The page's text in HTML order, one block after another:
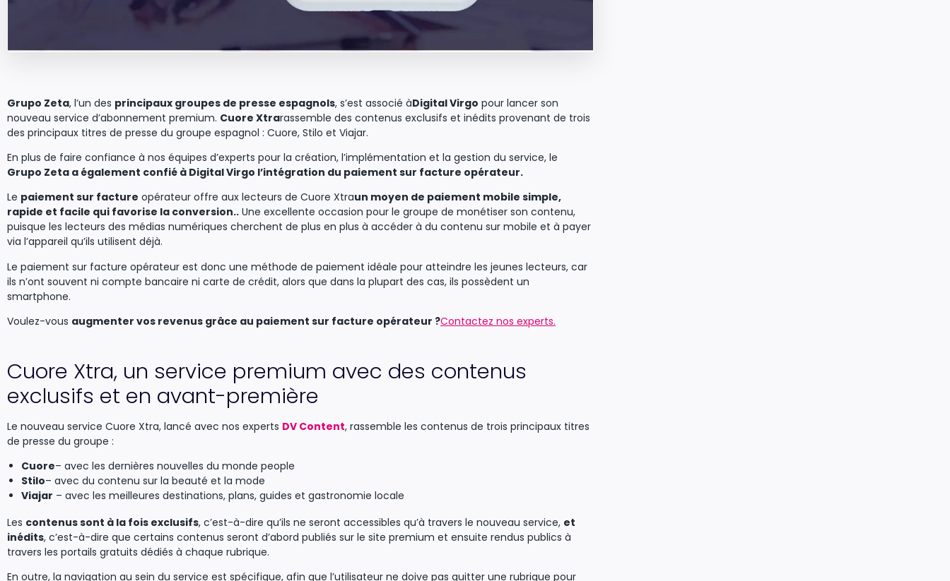
Grupo Zeta, l’un des principaux groupes de presse espagnols, s’est associé àDigital Virgo pour lancer son
nouveau service d’abonnement premium. Cuore Xtrarassemble des contenus exclusifs et inédits provenant de trois
des principaux titres de presse du groupe espagnol : Cuore, Stilo et Viajar.
En plus de faire confiance à nos équipes d’experts pour la création, l’implémentation et la gestion du service, le
Grupo Zeta a également confié à Digital Virgo l’intégration du paiement sur facture opérateur.
Le paiement sur facture opérateur offre aux lecteurs de Cuore Xtraun moyen de paiement mobile simple,
rapide et facile qui favorise la conversion.. Une excellente occasion pour le groupe de monétiser son contenu,
puisque les lecteurs des médias numériques cherchent de plus en plus à accéder à du contenu sur mobile et à payer
via l’appareil qu’ils utilisent déjà.
Le paiement sur facture opérateur est donc une méthode de paiement idéale pour atteindre les jeunes lecteurs, car
ils n’ont souvent ni compte bancaire ni carte de crédit, alors que dans la plupart des cas, ils possèdent un
smartphone.
Voulez-vous augmenter vos revenus grâce au paiement sur facture opérateur ?Contactez nos experts.
Cuore Xtra, un service premium avec des contenus
exclusifs et en avant-première
Le nouveau service Cuore Xtra, lancé avec nos experts DV Content, rassemble les contenus de trois principaux titres
de presse du groupe :
Cuore– avec les dernières nouvelles du monde people
Stilo– avec du contenu sur la beauté et la mode
Viajar – avec les meilleures destinations, plans, guides et gastronomie locale
Les contenus sont à la fois exclusifs, c’est-à-dire qu’ils ne seront accessibles qu’à travers le nouveau service, et
inédits, c’est-à-dire que certains contenus seront d’abord publiés sur le site premium et ensuite rendus publics à
travers les portails gratuits dédiés à chaque rubrique.
En outre, la navigation au sein du service est spécifique, afin que l’utilisateur ne doive pas quitter une rubrique pour